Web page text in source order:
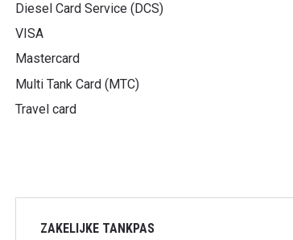
Diesel Card Service (DCS)
VISA
Mastercard
Multi Tank Card (MTC)
Travel card
ZAKELIJKE TANKPAS